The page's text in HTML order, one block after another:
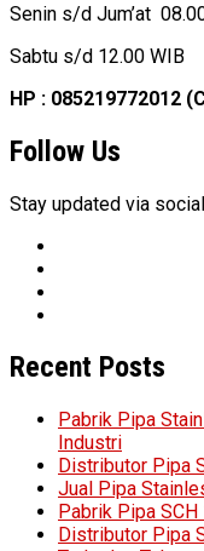
Senin s/d Jum’at
Sabtu s/d 12.00 WIB
HP : 085219772012
Follow Us
Stay updated via
Recent Posts
Pabrik Pipa
Industri
Distributor Pipa
Jual Pipa
Pabrik Pipa
Distributor Pipa